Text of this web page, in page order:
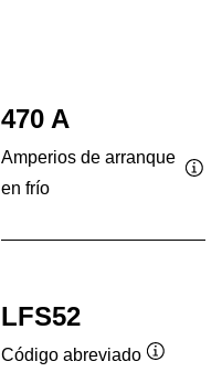
470 A
Amperios de arranque
en frío
LFS52
Código abreviado